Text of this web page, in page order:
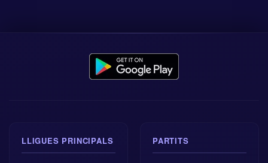
LLIGUES PRINCIPALS PARTITS